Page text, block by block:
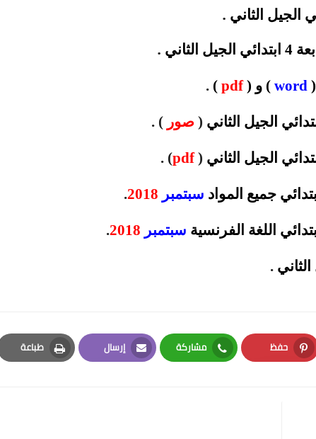
.
.
word ) و (pdf
)
.
( صور )
.
الثاني (
pdf
)
.
جميع المواد سبتمبر 2018
.
اللغة الفرنسية سبتمبر 2018
.
.
حفظ
Pinterest
مشاركة
Whatsapp
إرسال
Email
طباعة
Print